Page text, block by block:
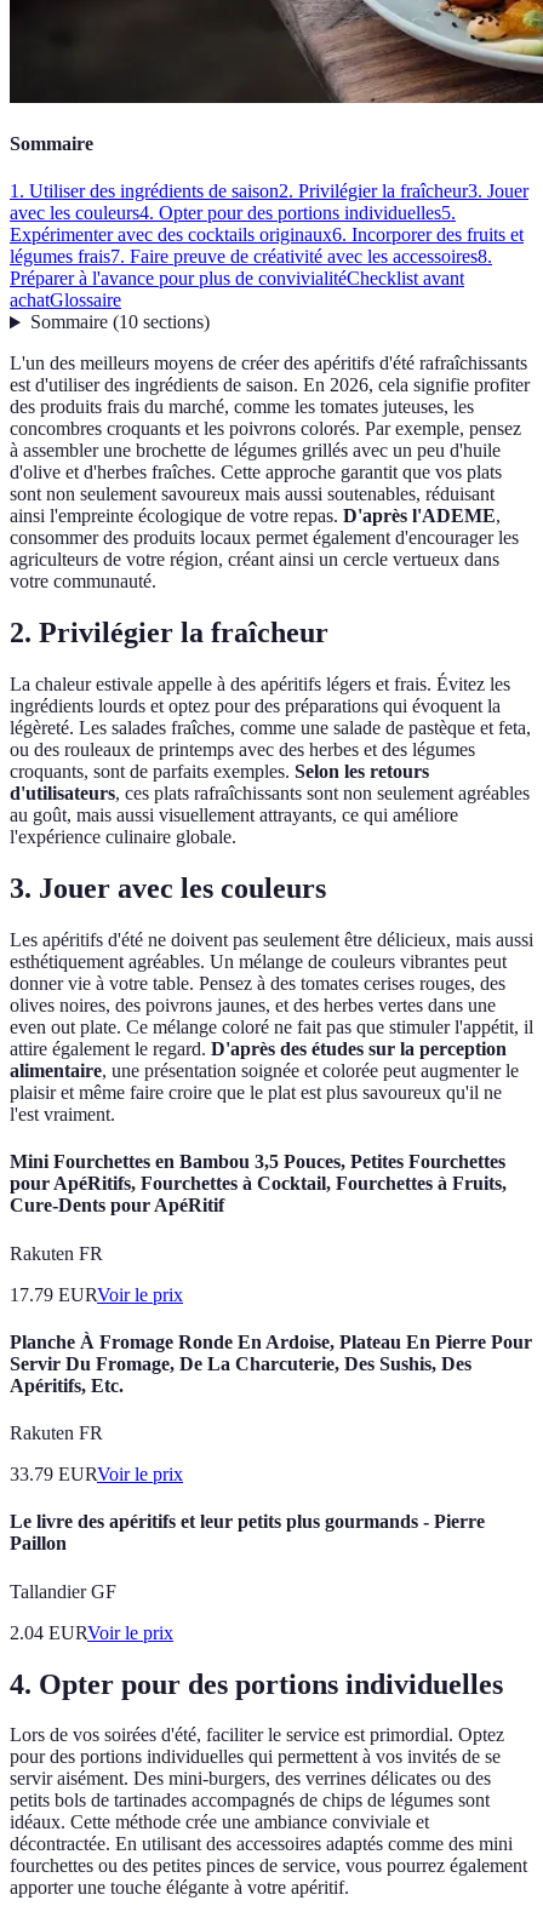
Sommaire
1. Utiliser des ingrédients de saison2. Privilégier la fraîcheur3. Jouer
avec les couleurs4. Opter pour des portions individuelles5.
Expérimenter avec des cocktails originaux6. Incorporer des fruits et
légumes frais7. Faire preuve de créativité avec les accessoires8.
Préparer à l'avance pour plus de convivialitéChecklist avant
achatGlossaire
Sommaire(10 sections)
L'un des meilleurs moyens de créer des apéritifs d'été rafraîchissants
est d'utiliser des ingrédients de saison. En 2026, cela signifie profiter
des produits frais du marché, comme les tomates juteuses, les
concombres croquants et les poivrons colorés. Par exemple, pensez
à assembler une brochette de légumes grillés avec un peu d'huile
d'olive et d'herbes fraîches. Cette approche garantit que vos plats
sont non seulement savoureux mais aussi soutenables, réduisant
ainsi l'empreinte écologique de votre repas. D'après l'ADEME,
consommer des produits locaux permet également d'encourager les
agriculteurs de votre région, créant ainsi un cercle vertueux dans
votre communauté.
2. Privilégier la fraîcheur
La chaleur estivale appelle à des apéritifs légers et frais. Évitez les
ingrédients lourds et optez pour des préparations qui évoquent la
légèreté. Les salades fraîches, comme une salade de pastèque et feta,
ou des rouleaux de printemps avec des herbes et des légumes
croquants, sont de parfaits exemples. Selon les retours
d'utilisateurs, ces plats rafraîchissants sont non seulement agréables
au goût, mais aussi visuellement attrayants, ce qui améliore
l'expérience culinaire globale.
3. Jouer avec les couleurs
Les apéritifs d'été ne doivent pas seulement être délicieux, mais aussi
esthétiquement agréables. Un mélange de couleurs vibrantes peut
donner vie à votre table. Pensez à des tomates cerises rouges, des
olives noires, des poivrons jaunes, et des herbes vertes dans une
even out plate. Ce mélange coloré ne fait pas que stimuler l'appétit, il
attire également le regard. D'après des études sur la perception
alimentaire, une présentation soignée et colorée peut augmenter le
plaisir et même faire croire que le plat est plus savoureux qu'il ne
l'est vraiment.
Mini Fourchettes en Bambou 3,5 Pouces, Petites Fourchettes
pour ApéRitifs, Fourchettes à Cocktail, Fourchettes à Fruits,
Cure-Dents pour ApéRitif
Rakuten FR
17.79 EURVoir le prix
Planche À Fromage Ronde En Ardoise, Plateau En Pierre Pour
Servir Du Fromage, De La Charcuterie, Des Sushis, Des
Apéritifs, Etc.
Rakuten FR
33.79 EURVoir le prix
Le livre des apéritifs et leur petits plus gourmands - Pierre
Paillon
Tallandier GF
2.04 EURVoir le prix
4. Opter pour des portions individuelles
Lors de vos soirées d'été, faciliter le service est primordial. Optez
pour des portions individuelles qui permettent à vos invités de se
servir aisément. Des mini-burgers, des verrines délicates ou des
petits bols de tartinades accompagnés de chips de légumes sont
idéaux. Cette méthode crée une ambiance conviviale et
décontractée. En utilisant des accessoires adaptés comme des mini
fourchettes ou des petites pinces de service, vous pourrez également
apporter une touche élégante à votre apéritif.